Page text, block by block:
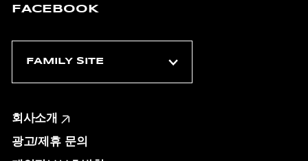
FACEBOOK
회사소개
광고/제휴 문의